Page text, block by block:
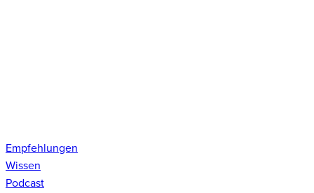
Empfehlungen
Wissen
Podcast